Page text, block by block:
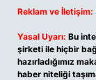
Reklam ve İletişim:
Yasal Uyarı: Bu
şirketi ile hiçbir
hazırladığımız
haber niteliği